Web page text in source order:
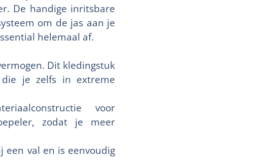
De handige inritsbare
om de jas aan je
helemaal af.
Dit kledingstuk
je zelfs in extreme
voor
zodat je meer
een val en is eenvoudig